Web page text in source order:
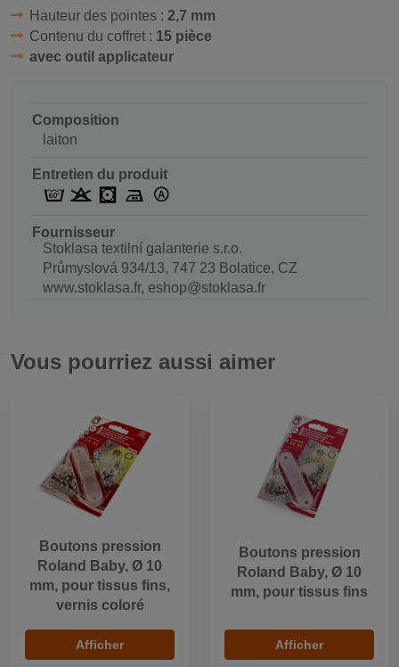
Hauteur des pointes : 2,7 mm
Contenu du coffret : 15 pièce
avec outil applicateur
Composition
laiton
Entretien du produit
Fournisseur
Stoklasa textilní galanterie s.r.o.
Průmyslová 934/13, 747 23 Bolatice, CZ
www.stoklasa.fr, eshop@stoklasa.fr
Vous pourriez aussi aimer
Boutons pression
Roland Baby, Ø 10
mm, pour tissus fins,
vernis coloré
Afficher
Boutons pression
Roland Baby, Ø 10
mm, pour tissus fins
Afficher